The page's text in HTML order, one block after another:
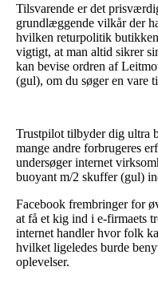
Tilsvarende er det
grundlæggende vilkår der
hvilken returpolitik
vigtigt, at man altid sikrer
kan bevise ordren af
(gul), om du søger en vare
Trustpilot tilbyder dig ultra
mange andre forbrugeres
undersøger internet
buoyant m/2 skuffer (gul)
Facebook frembringer for
at få et kig ind i e-firmaets
internet handler hvor folk
hvilket ligeledes burde
oplevelser.